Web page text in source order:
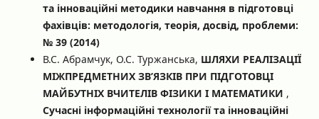
та інноваційні методики навчання в підготовці
фахівців: методологія, теорія, досвід, проблеми:
№ 39 (2014)
В.С. Абрамчук, О.С. Туржанська, ШЛЯХИ РЕАЛІЗАЦІЇ
МІЖПРЕДМЕТНИХ ЗВ’ЯЗКІВ ПРИ ПІДГОТОВЦІ
МАЙБУТНІХ ВЧИТЕЛІВ ФІЗИКИ І МАТЕМАТИКИ ,
Сучасні інформаційні технології та інноваційні